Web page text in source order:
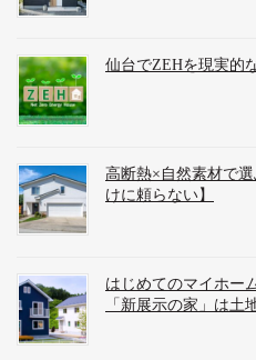
仙台でZEHを現実的
高断熱×自然素材で
けに頼らない】
はじめてのマイホー
「新展示の家」は土